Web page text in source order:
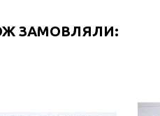
ЗАМОВЛЯЛИ: